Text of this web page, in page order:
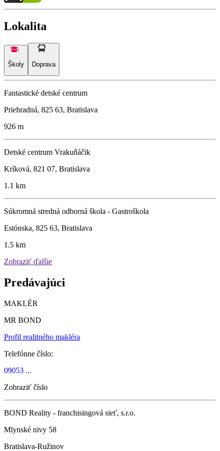
Lokalita
Školy Doprava
Fantastické detské centrum
Priehradná, 825 63, Bratislava
926 m
Detské centrum Vrakuňáčik
Kríková, 821 07, Bratislava
1.1 km
Súkromná stredná odborná škola - Gastroškola
Estónska, 825 63, Bratislava
1.5 km
Zobraziť ďalšie
Predávajúci
MAKLÉR
MR BOND
Profil realitného makléra
Telefónne číslo:
09053 ...
Zobraziť číslo
BOND Reality - franchisingová sieť, s.r.o.
Mlynské nivy 58
Bratislava-Ružinov